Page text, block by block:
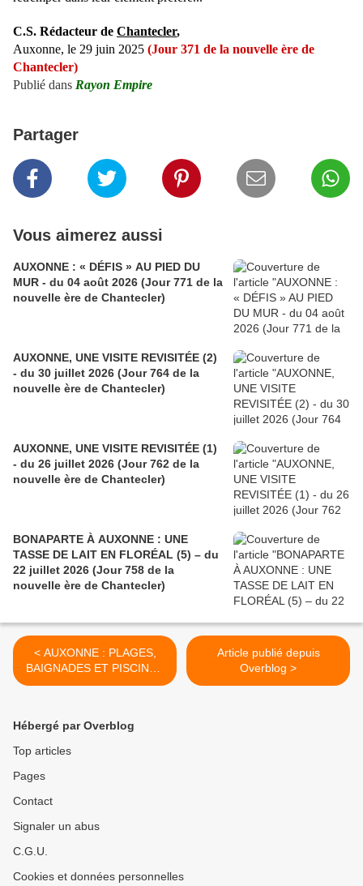
C.S. Rédacteur de Chantecler,
Auxonne, le 29 juin 2025 (Jour 371 de la nouvelle ère de
Chantecler)
Publié dans Rayon Empire
Partager
Vous aimerez aussi
AUXONNE : « DÉFIS » AU PIED DU
MUR - du 04 août 2026 (Jour 771 de la
nouvelle ère de Chantecler)
AUXONNE, UNE VISITE REVISITÉE (2)
- du 30 juillet 2026 (Jour 764 de la
nouvelle ère de Chantecler)
AUXONNE, UNE VISITE REVISITÉE (1)
- du 26 juillet 2026 (Jour 762 de la
nouvelle ère de Chantecler)
BONAPARTE À AUXONNE : UNE
TASSE DE LAIT EN FLORÉAL (5) – du
22 juillet 2026 (Jour 758 de la
nouvelle ère de Chantecler)
< AUXONNE : PLAGES,
BAIGNADES ET PISCINES
DANS L'HISTOIRE ET AU
de Chantecler)
Article publié depuis
Overblog >
Hébergé par Overblog
Top articles
Pages
Contact
Signaler un abus
C.G.U.
Cookies et données personnelles